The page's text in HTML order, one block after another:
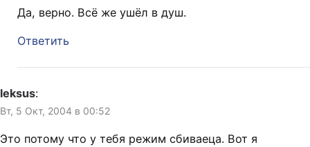
Да, верно. Всё же ушёл в душ.
Ответить
leksus:
Вт, 5 Окт, 2004 в 00:52
Это потому что у тебя режим сбиваеца. Вот я